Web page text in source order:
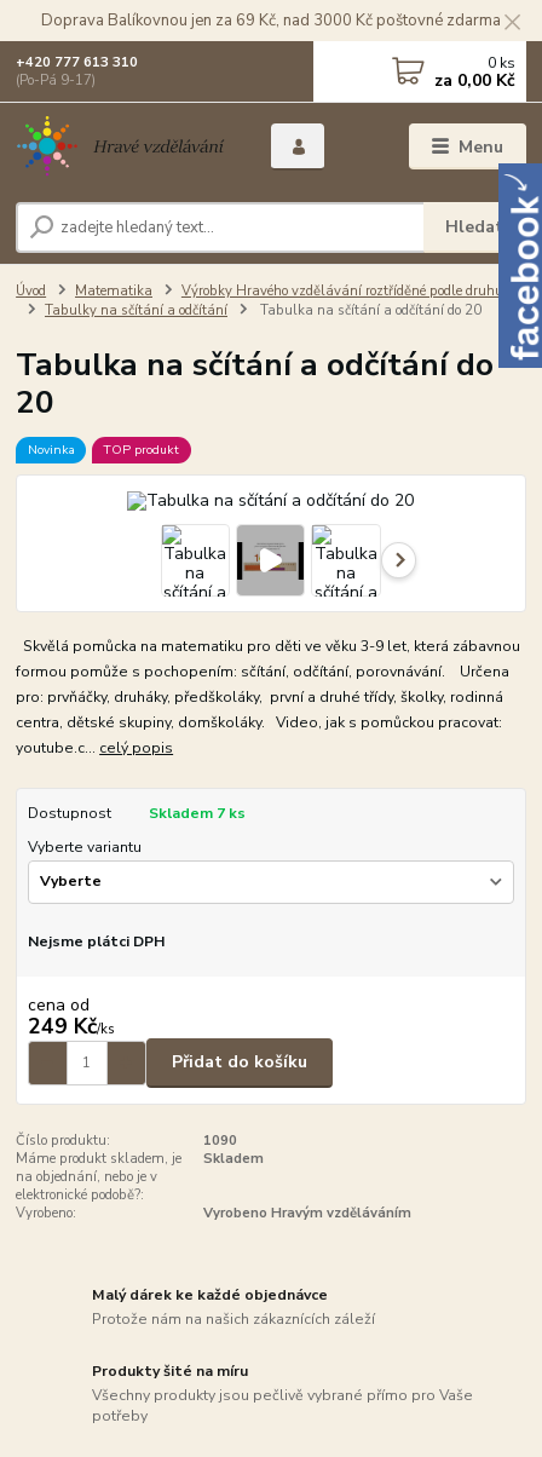
Doprava Balíkovnou jen za 69 Kč, nad 3000 Kč poštovné zdarma
Menu
Hledat
+420 777 613 310
(Po-Pá 9-17)
0 ks
za 0,00 Kč
Úvod Matematika
Výrobky Hravého vzdělávání roztříděné podle druhu
Tabulky na sčítání a odčítání
Tabulka na sčítání a odčítání do 20
Tabulka na sčítání a odčítání do
20
Novinka TOP produkt
Skvělá pomůcka na matematiku pro děti ve věku 3-9 let, která zábavnou
formou pomůže s pochopením: sčítání, odčítání, porovnávání. Určena
pro: prvňáčky, druháky, předškoláky, první a druhé třídy, školky, rodinná
centra, dětské skupiny, domškoláky. Video, jak s pomůckou pracovat:
youtube.c... celý popis
Dostupnost
Skladem 7 ks
Vyberte variantu
Nejsme plátci DPH
cena od
249 Kč/ks
Přidat do košíku
Číslo produktu:
1090
Máme produkt skladem, je
na objednání, nebo je v
elektronické podobě?:
Skladem
Vyrobeno: Vyrobeno Hravým vzděláváním
Malý dárek ke každé objednávce
Protože nám na našich zákaznících záleží
Produkty šité na míru
Všechny produkty jsou pečlivě vybrané přímo pro Vaše
potřeby